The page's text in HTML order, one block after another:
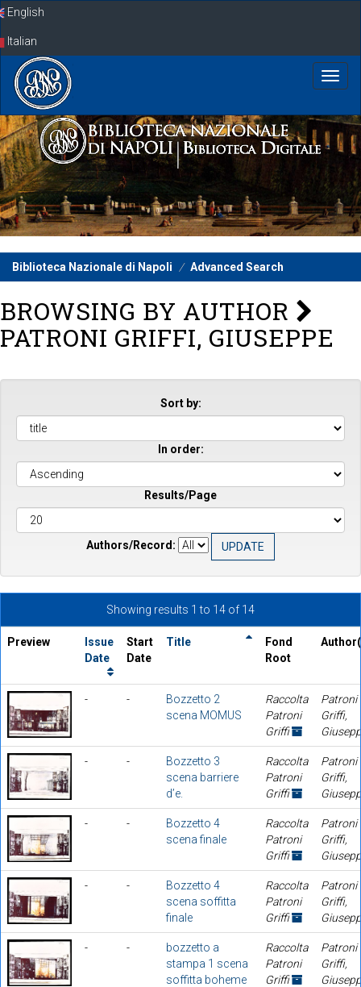
SkipEnglish
Italian
Biblioteca Nazionale di Napoli Advanced Search
BROWSING BY AUTHOR
PATRONI GRIFFI, GIUSEPPE
Sort by:
In order:
Results/Page
Authors/Record:
Showing results 1 to 14 of 14
Preview
Issue
Date
Start
Date
Title
Fond
Root
- -
Bozzetto 2
scena MOMUS
Raccolta
Patroni
Griffi
Patroni
Griffi,
- -
Bozzetto 3
scena barriere
d’e.
Raccolta
Patroni
Griffi
Patroni
Griffi,
- -
Bozzetto 4
scena finale
Raccolta
Patroni
Griffi
Patroni
Griffi,
- -
Bozzetto 4
scena soffitta
finale
Raccolta
Patroni
Griffi
Patroni
Griffi,
- -
bozzetto a
stampa 1 scena
soffitta boheme
Raccolta
Patroni
Griffi
Patroni
Griffi,